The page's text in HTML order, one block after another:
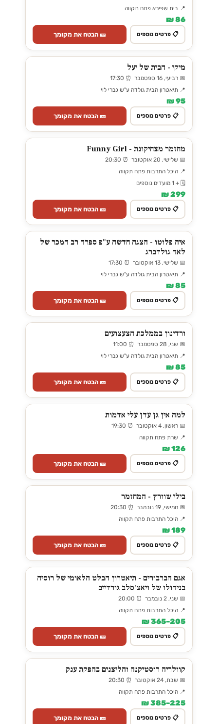
📍 בית שפירא פתח תקווה
86 ₪
📋 פרטים נוספים 🎫 הבטח את מקומך
מיקי - הבית של יעל
📅 רביעי, 16 ספטמבר ⏰ 17:30
📍 תיאטרון הבית גולדה ע"ש גברי לוי
95 ₪
📋 פרטים נוספים 🎫 הבטח את מקומך
מחזמר מצחיקונת - Funny Girl
📅 שלישי, 20 אוקטובר ⏰ 20:30
📍 היכל התרבות פתח תקווה
🗓️ + 1 מועדים נוספים
299 ₪
📋 פרטים נוספים 🎫 הבטח את מקומך
איה פלוטו - הצגה חדשה ע"פ ספרה רב המכר של
לאה גולדברג
📅 שלישי, 13 אוקטובר ⏰ 17:30
📍 תיאטרון הבית גולדה ע"ש גברי לוי
85 ₪
📋 פרטים נוספים 🎫 הבטח את מקומך
ורדינון בממלכת הצעצועים
📅 שני, 28 ספטמבר ⏰ 11:00
📍 תיאטרון הבית גולדה ע"ש גברי לוי
85 ₪
📋 פרטים נוספים 🎫 הבטח את מקומך
למה אין גן עדן עלי אדמות
📅 ראשון, 4 אוקטובר ⏰ 19:30
📍 שרת פתח תקווה
126 ₪
📋 פרטים נוספים 🎫 הבטח את מקומך
בילי שוורץ - המחזמר
📅 חמישי, 19 נובמבר ⏰ 20:30
📍 היכל התרבות פתח תקווה
189 ₪
📋 פרטים נוספים 🎫 הבטח את מקומך
אגם הברבורים - תיאטרון הבלט הלאומי של רוסיה
בניהולו של ויאצ'סלב גורדייב
📅 שני, 2 נובמבר ⏰ 20:00
📍 היכל התרבות פתח תקווה
205–365 ₪
📋 פרטים נוספים 🎫 הבטח את מקומך
קוולריה רוסטיקנה והליצנים בהפקת ענק
📅 שבת, 24 אוקטובר ⏰ 20:30
📍 היכל התרבות פתח תקווה
225–385 ₪
📋 פרטים נוספים 🎫 הבטח את מקומך